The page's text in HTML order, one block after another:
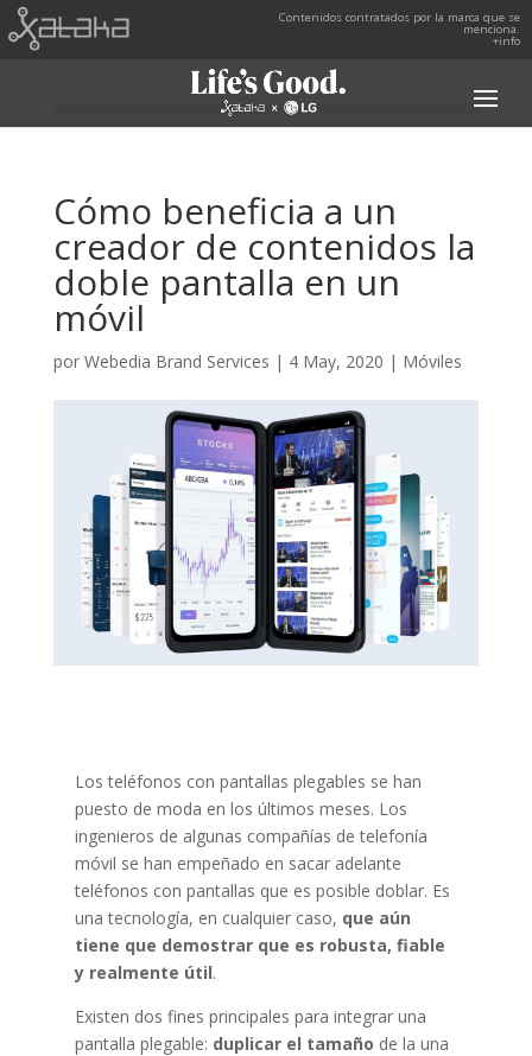
Contenidos contratados por la marca que se
menciona.
+info
Cómo beneficia a un
creador de contenidos la
doble pantalla en un
móvil
por Webedia Brand Services | 4 May, 2020 | Móviles
Los teléfonos con pantallas plegables se han
puesto de moda en los últimos meses. Los
ingenieros de algunas compañías de telefonía
móvil se han empeñado en sacar adelante
teléfonos con pantallas que es posible doblar. Es
una tecnología, en cualquier caso, que aún
tiene que demostrar que es robusta, fiable
y realmente útil.
Existen dos fines principales para integrar una
pantalla plegable: duplicar el tamaño de la una